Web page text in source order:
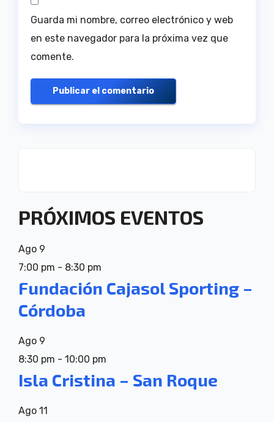
Guarda mi nombre, correo electrónico y web
en este navegador para la próxima vez que
comente.
PRÓXIMOS EVENTOS
Ago 9
7:00 pm - 8:30 pm
Fundación Cajasol Sporting –
Córdoba
Ago 9
8:30 pm - 10:00 pm
Isla Cristina – San Roque
Ago 11